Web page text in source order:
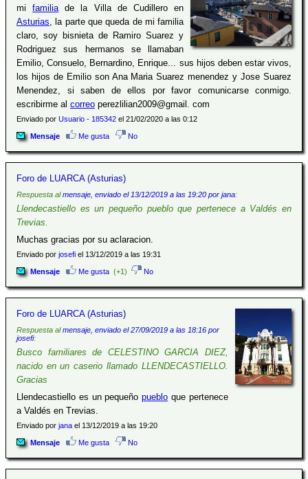
mifamiliade la Villa de Cudillero en
Asturias, la parte que queda de mi familia
claro, soy bisnieta de Ramiro Suarez y
Rodriguez sus hermanos se llamaban
Emilio, Consuelo, Bernardino, Enrique... sus hijos deben estar vivos,
los hijos de Emilio son Ana Maria Suarez menendez y Jose Suarez
Menendez, si saben de ellos por favor comunicarse conmigo.
escribirme al correo perezlilian2009@gmail. com
Enviado por Usuario - 185342 el 21/02/2020 a las 0:12
Mensaje Me gusta No
Foro de LUARCA (Asturias)
Respuesta almensaje, enviado el 13/12/2019 a las 19:20 por jana:
Llendecastiello es un pequeño pueblo que pertenece a Valdés en
Trevias.
Muchas gracias por su aclaracion.
Enviado por josefi el 13/12/2019 a las 19:31
Mensaje Me gusta (+1) No
Foro de LUARCA (Asturias)
Respuesta almensaje, enviado el 27/09/2019 a las 18:16 por
josefi:
Busco familiares de CELESTINO GARCIA DIEZ,
nacido en un caserio llamado LLENDECASTIELLO.
Gracias
Llendecastiello es un pequeñopueblo que pertenece
a Valdés en Trevias.
Enviado por jana el 13/12/2019 a las 19:20
Mensaje Me gusta No